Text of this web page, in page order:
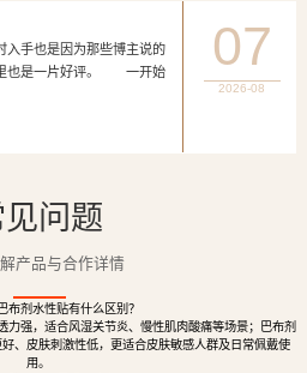
也是因为那些博主说的
里也是一片好评。 一开始
07
2026-08
见问题
产品与合作详情
布剂水性贴有什么区别？
力强，适合风湿关节炎、慢性肌肉酸痛等场景；巴布剂
、皮肤刺激性低，更适合皮肤敏感人群及日常佩戴使
用。